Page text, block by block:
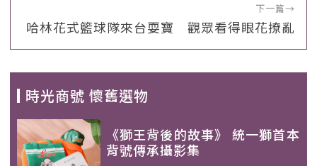
下一篇→
哈林花式籃球隊來台耍寶 觀眾看得眼花撩亂
時光商號 懷舊選物
《獅王背後的故事》 統一獅首本
背號傳承攝影集